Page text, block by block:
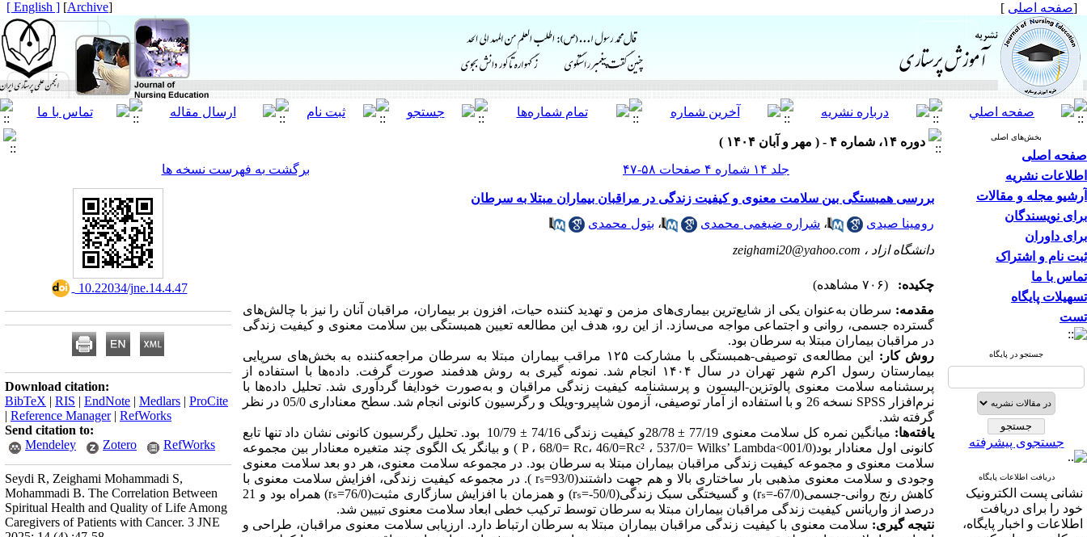
[صفحه اصلی ]
[
Archive
]
[ English ]
بخش‌های اصلی
صفحه اصلی
اطلاعات نشریه
آرشیو مجله و مقالات
برای نویسندگان
برای داوران
ثبت نام و اشتراک
تماس با ما
تسهیلات پایگاه
تست
جستجو در پایگاه
جستجوی پیشرفته
دریافت اطلاعات پایگاه
نشانی پست الکترونیک
خود را برای دریافت
اطلاعات و اخبار پایگاه،
دوره ۱۴، شماره ۴ - ( مهر و آبان ۱۴۰۴ )
جلد ۱۴ شماره ۴ صفحات ۵۸-۴۷
برگشت به فهرست نسخه ها
بررسی همبستگی بین سلامت معنوی و کیفیت زندگی در مراقبان بیماران مبتلا به سرطان
رومینا صیدی
، شراره ضیغمی محمدی ، بتول محمدی
دانشگاه ازاد ، zeighami20@yahoo.com
چکیده:
(۷۰۶ مشاهده)
مقدمه: سرطان به‌عنوان یکی از شایع‌ترین بیماری‌های مزمن و تهدید کننده حیات، افزون بر بیماران، مراقبان آنان را نیز با چالش‌های
گسترده جسمی، روانی و اجتماعی مواجه می‌سازد. از این ‌رو، هدف این مطالعه تعیین همبستگی بین سلامت معنوی و کیفیت زندگی
در مراقبان بیماران مبتلا به سرطان بود.
روش کار:
این مطالعه‌ی توصیفی-همبستگی با مشارکت ۱۲۵ مراقب بیماران مبتلا به سرطان مراجعه‌کننده به بخش‌های سرپایی
بیمارستان رسول اکرم شهر تهران در سال ۱۴۰۴ انجام شد. نمونه گیری به روش هدفمند صورت گرفت. داده‌ها با استفاده از
پرسشنامه سلامت معنوی پالوتزین- الیسون و پرسشنامه کیفیت زندگی مراقبان و به‌صورت خودایفا گردآوری شد. تحلیل داده‌ها با
نرم‌افزار SPSS نسخه 26 و با استفاده از آمار توصیفی، آزمون شاپیرو -
ویلک و رگرسیون کانونی انجام شد. سطح معناداری 05/0 در نظر
گرفته شد.
یافته‌ها: میانگین نمره کل سلامت معنوی 77/19 ±28/78و کیفیت زندگی 74/16 ±
نشان داد تنها تابع
کانونی اول معنادار بود(001/0>
P،68/0= Rc، 46/0=Rc² ، 537/0=Wilks’ Lambda
) و بیانگر یک الگوی چند متغیره معنادار بین مجموعه
سلامت معنوی و مجموعه کیفیت زندگی مراقبان بیماران مبتلا به سرطان بود. در مجموعه سلامت معنوی، هر دو بعد سلامت معنوی
وجودی و سلامت معنوی مذهبی بار ساختاری بالا و هم جهت داشتند(93/0=
rₛ
). در مجموعه کیفیت زندگی، افزایش سلامت معنوی با
کاهش رنج روانی-جسمی(67/0-=
rₛ
) و گسیختگی سبک زندگی(50/0-=
rₛ
) و همزمان با افزایش سازگاری مثبت(76/0=
rₛ
)همراه بود و 21
درصد از واریانس کیفیت زندگی مراقبان بیماران مبتلا به سرطان توسط ترکیب خطی ابعاد سلامت معنوی تبیین شد.
نتیجه ‌گیری: سلامت معنوی با کیفیت زندگی مراقبان بیماران مبتلا به سرطان ارتباط دارد. ارزیابی سلامت معنوی مراقبان، طراحی و
‎ 10.22034/jne.14.4.47
Download citation:
BibTeX | RIS | EndNote | Medlars | ProCite
| Reference Manager| RefWorks
Send citation to:
Mendeley
Zotero RefWorks
Seydi R, Zeighami Mohammadi S,
Mohammadi B. The Correlation Between
Spiritual Health and Quality of Life Among
Caregivers of Patients with Cancer. 3 JNE